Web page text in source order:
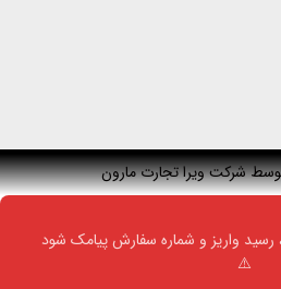
شرکت ویرا تجارت مارون
واریز و شماره سفارش پیامک شود
⚠️